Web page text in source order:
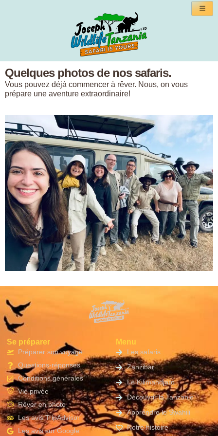
Quelques photos de nos safaris.
Vous pouvez déjà commencer à rêver. Nous, on vous
prépare une aventure extraordinaire!
Se préparer
Préparer son voyage
Questions-réponses
Conditions générales
Vie privée
Rêver en photo
Les avis TripAdvisor
Les avis sur Google
Menu
Les safaris
Zanzibar
Le Kilimandjaro
Découvrir la Tanzanie
Apprendre le Swahili
Notre histoire